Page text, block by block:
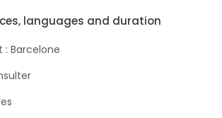
languages and duration
Barcelone